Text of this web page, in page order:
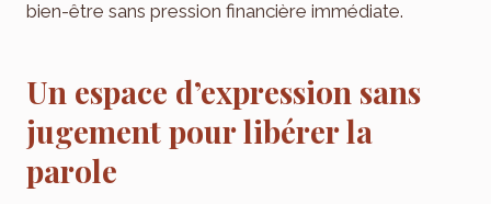
bien-être sans pression financière immédiate.
Un espace d’expression sans
jugement pour libérer la
parole